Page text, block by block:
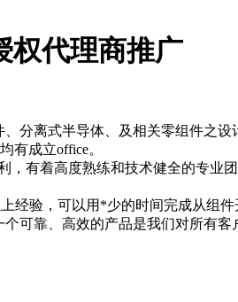
权代理商推广
分离式半导体、及相关零组件之设
有成立office。
，有着高度熟练和技术健全的专业
经验，可以用*少的时间完成从组
可靠、高效的产品是我们对所有客